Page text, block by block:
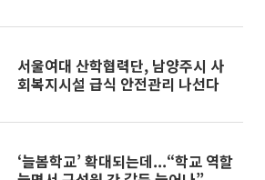
서울여대 산학협력단, 남양주시 사
회복지시설 급식 안전관리 나선다
‘늘봄학교’ 확대되는데...“학교 역할